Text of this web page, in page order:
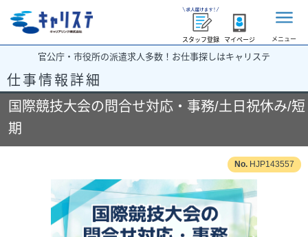
スタッフ登録 マイページ メニュー
官公庁・市役所の派遣求人多数！お仕事探しはキャリステ
仕事情報詳細
国際競技大会の問合せ対応・事務/土日祝休み/短
期
HJP143557